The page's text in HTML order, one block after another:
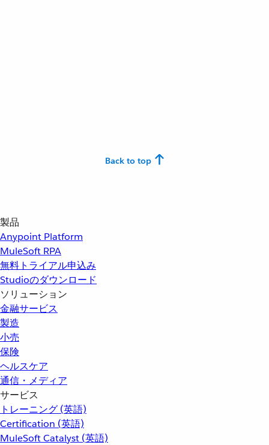
Back to top
製品
Anypoint Platform
MuleSoft RPA
無料トライアル申込み
Studioのダウンロード
ソリューション
金融サービス
製造
小売
保険
ヘルスケア
通信・メディア
サービス
トレーニング (英語)
Certification (英語)
MuleSoft Catalyst (英語)